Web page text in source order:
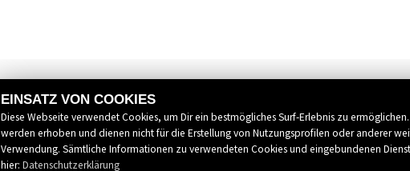
EINSATZ VON COOKIES
Diese Webseite verwendet Cookies, um Dir ein bestmögliches Surf-Erlebnis zu ermöglichen.
werden erhoben und dienen nicht für die Erstellung von Nutzungsprofilen oder anderer
Verwendung. Sämtliche Informationen zu verwendeten Cookies und eingebundenen
hier: Datenschutzerklärung